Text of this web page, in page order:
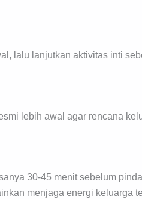
lalu lanjutkan aktivitas inti
lebih awal agar rencana
30-45 menit sebelum
menjaga energi keluarga